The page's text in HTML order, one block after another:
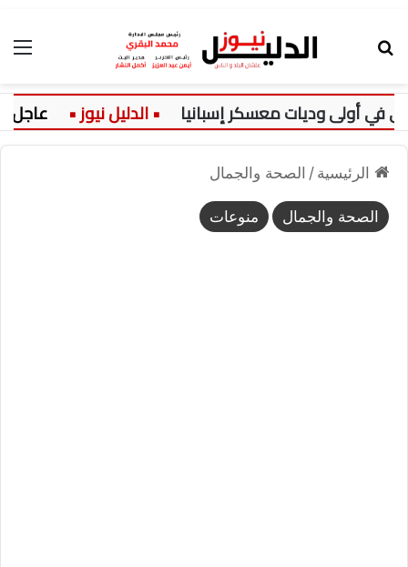
أولى وديات معسكر إسبانيا عاجل:
الرئيسية / الصحة والجمال
الصحة والجمال منوعات